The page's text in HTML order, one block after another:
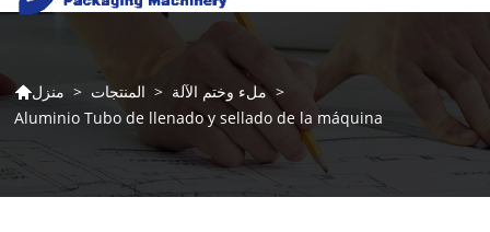
منزل > المنتجات > ملء وختم الآلة >
Aluminio Tubo de llenado y sellado de la máquina